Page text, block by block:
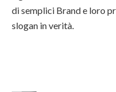
di semplici Brand e loro
slogan in verità.